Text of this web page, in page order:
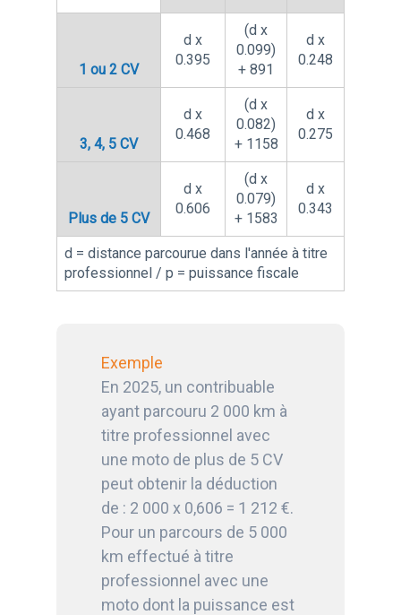
1 ou 2 CV
d x
0.395
(d x
0.099)
+ 891
d x
0.248
3, 4, 5 CV
d x
0.468
(d x
0.082)
+ 1158
d x
0.275
Plus de 5 CV
d x
0.606
(d x
0.079)
+ 1583
d x
0.343
d = distance parcourue dans l'année à titre
professionnel / p = puissance fiscale
Exemple
En 2025, un contribuable
ayant parcouru 2 000 km à
titre professionnel avec
une moto de plus de 5 CV
peut obtenir la déduction
de : 2 000 x 0,606 = 1 212 €.
Pour un parcours de 5 000
km effectué à titre
professionnel avec une
moto dont la puissance est